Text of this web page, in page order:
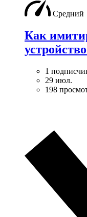
Средний
Как
1
29 июл.
198